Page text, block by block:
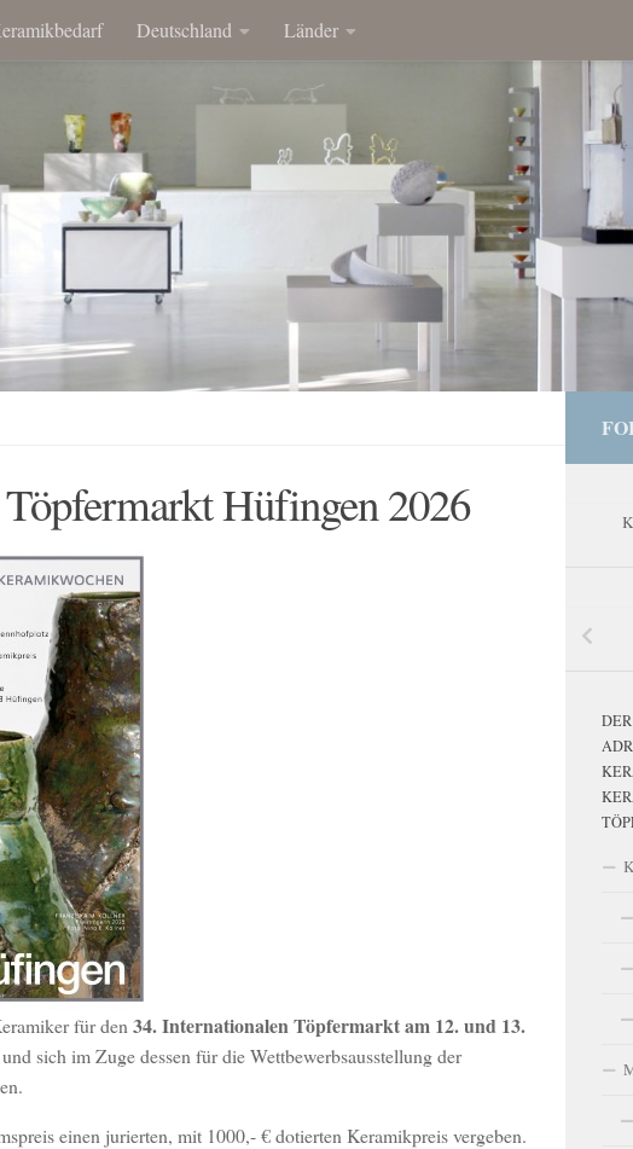
Deutschland Länder
Hüfingen 2026
für den 34. Internationalen Töpfermarkt am 12. und 13.
sich im Zuge dessen für die Wettbewerbsausstellung der
einen jurierten, mit 1000,- € dotierten Keramikpreis vergeben.